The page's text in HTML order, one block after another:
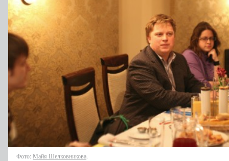
Фото: Майя Шелковникова